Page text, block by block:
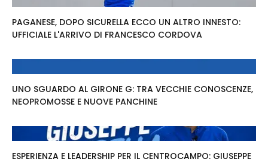
PAGANESE, DOPO SICURELLA ECCO UN ALTRO INNESTO:
UFFICIALE L'ARRIVO DI FRANCESCO CORDOVA
UNO SGUARDO AL GIRONE G: TRA VECCHIE CONOSCENZE,
NEOPROMOSSE E NUOVE PANCHINE
ESPERIENZA E LEADERSHIP PER IL CENTROCAMPO: GIUSEPPE